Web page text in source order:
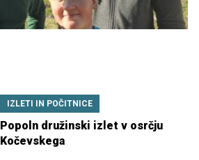
IZLETI IN POČITNICE
Popoln družinski izlet v osrčju
Kočevskega